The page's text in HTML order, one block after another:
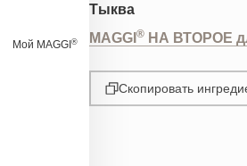
Мой MAGGI ®
Тыква
MAGGI ® НА ВТОРОЕ
Скопировать